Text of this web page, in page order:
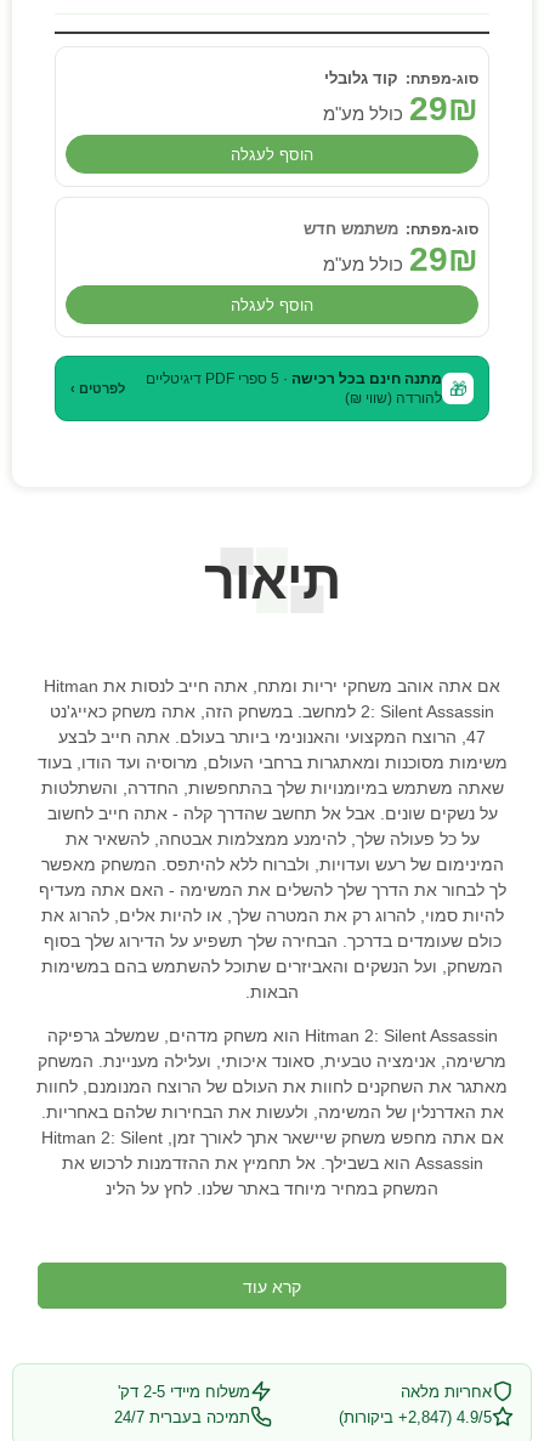
קוד גלובלי
29₪ כולל מע"מ
הוסף לעגלה
משתמש חדש
29₪ כולל מע"מ
הוסף לעגלה
🎁 מתנה חינם בכל רכישה
· 5 ספרי PDF דיגיטליים
להורדה (שווי ₪)
לפרטים ›
תיאור
אם אתה אוהב משחקי יריות ומתח, אתה חייב לנסות את Hitman
2: Silent Assassin למחשב. במשחק הזה, אתה משחק כאייג'נט
47, הרוצח המקצועי והאנונימי ביותר בעולם. אתה חייב לבצע
משימות מסוכנות ומאתגרות ברחבי העולם, מרוסיה ועד הודו, בעוד
שאתה משתמש במיומנויות שלך בהתחפשות, החדרה, והשתלטות
על נשקים שונים. אבל אל תחשב שהדרך קלה - אתה חייב לחשוב
על כל פעולה שלך, להימנע ממצלמות אבטחה, להשאיר את
המינימום של רעש ועדויות, ולברוח ללא להיתפס. המשחק מאפשר
לך לבחור את הדרך שלך להשלים את המשימה - האם אתה מעדיף
להיות סמוי, להרוג רק את המטרה שלך, או להיות אלים, להרוג את
כולם שעומדים בדרכך. הבחירה שלך תשפיע על הדירוג שלך בסוף
המשחק, ועל הנשקים והאביזרים שתוכל להשתמש בהם במשימות
הבאות.
Hitman 2: Silent Assassin הוא משחק מדהים, שמשלב גרפיקה
מרשימה, אנימציה טבעית, סאונד איכותי, ועלילה מעניינת. המשחק
מאתגר את השחקנים לחוות את העולם של הרוצח המנומנם, לחוות
את האדרנלין של המשימה, ולעשות את הבחירות שלהם באחריות.
אם אתה מחפש משחק שיישאר אתך לאורך זמן, Hitman 2: Silent
Assassin הוא בשבילך. אל תחמיץ את ההזדמנות לרכוש את
המשחק במחיר מיוחד באתר שלנו. לחץ על הלינ
קרא עוד
אחריות מלאה
משלוח מיידי 2-5 דק'
4.9/5 (2,847+ ביקורות)
תמיכה בעברית 24/7